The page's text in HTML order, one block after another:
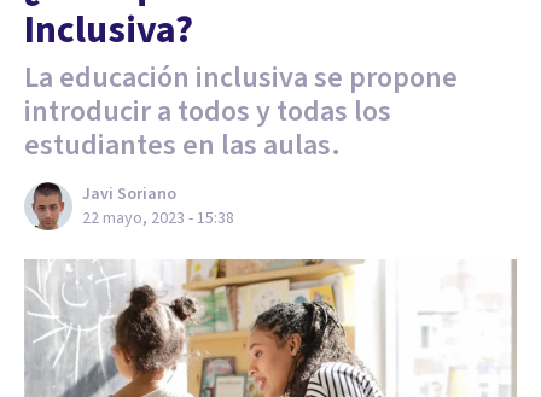
Inclusiva?
La educación inclusiva se propone
introducir a todos y todas los
estudiantes en las aulas.
Javi Soriano
22 mayo, 2023 - 15:38